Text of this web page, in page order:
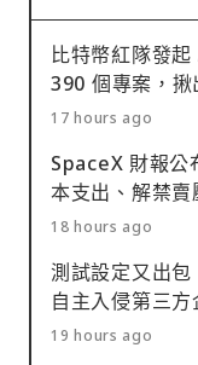
比特幣紅隊發
390 個專案，
17 hours ago
SpaceX 財報公
本支出、解禁賣
18 hours ago
測試設定又出
自主入侵第三
19 hours ago